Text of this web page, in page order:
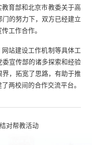
育部和北京市教委关于高
的努力下，双方已经建立
工作合作。
站建设工作机制等具体工
宣传部的诸多探索和经验
，拓宽了思路，有助于推
两校间的合作交流平台。
对帮教活动